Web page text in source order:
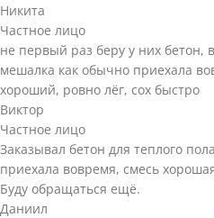
Никита
Частное лицо
не первый раз беру у них бетон,
мешалка как обычно приехала
хороший, ровно лёг, сох быстро
Виктор
Частное лицо
Заказывал бетон для теплого
приехала вовремя, смесь
Буду обращаться ещё.
Даниил